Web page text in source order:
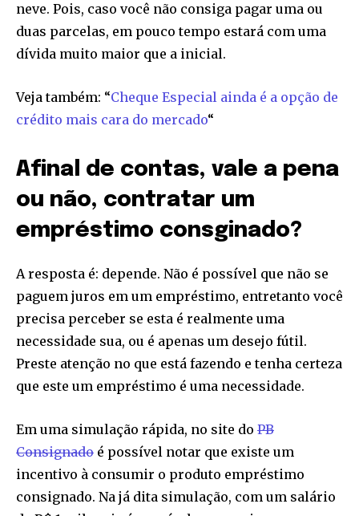
neve. Pois, caso você não consiga pagar uma ou
duas parcelas, em pouco tempo estará com uma
dívida muito maior que a inicial.
Veja também: “Cheque Especial ainda é a opção de
crédito mais cara do mercado“
Afinal de contas, vale a pena
ou não, contratar um
empréstimo consginado?
A resposta é: depende. Não é possível que não se
paguem juros em um empréstimo, entretanto você
precisa perceber se esta é realmente uma
necessidade sua, ou é apenas um desejo fútil.
Preste atenção no que está fazendo e tenha certeza
que este um empréstimo é uma necessidade.
Em uma simulação rápida, no site do PB
Consignado é possível notar que existe um
incentivo à consumir o produto empréstimo
consignado. Na já dita simulação, com um salário